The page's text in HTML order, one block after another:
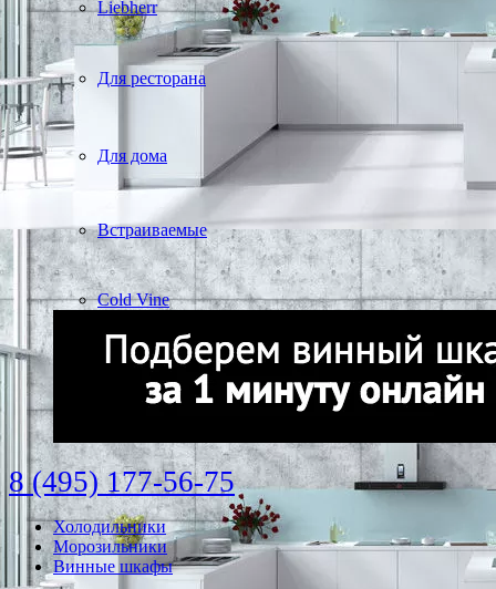
Liebherr
Для ресторана
Для дома
Встраиваемые
Cold Vine
8 (495) 177-56-75
Холодильники
Морозильники
Винные шкафы